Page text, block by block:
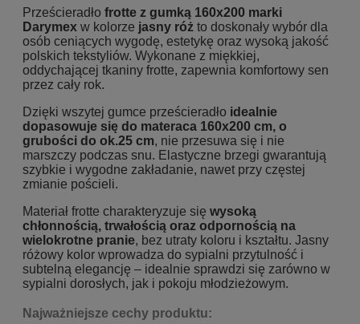
Prześcieradło frotte z gumką 160x200 marki
Darymex w kolorze jasny róż to doskonały wybór dla
osób ceniących wygodę, estetykę oraz wysoką jakość
polskich tekstyliów. Wykonane z miękkiej,
oddychającej tkaniny frotte, zapewnia komfortowy sen
przez cały rok.
Dzięki wszytej gumce prześcieradło idealnie
dopasowuje się do materaca 160x200 cm, o
grubości do ok.25 cm, nie przesuwa się i nie
marszczy podczas snu. Elastyczne brzegi gwarantują
szybkie i wygodne zakładanie, nawet przy częstej
zmianie pościeli.
Materiał frotte charakteryzuje się wysoką
chłonnością, trwałością oraz odpornością na
wielokrotne pranie, bez utraty koloru i kształtu. Jasny
różowy kolor wprowadza do sypialni przytulność i
subtelną elegancję – idealnie sprawdzi się zarówno w
sypialni dorosłych, jak i pokoju młodzieżowym.
Najważniejsze cechy produktu: